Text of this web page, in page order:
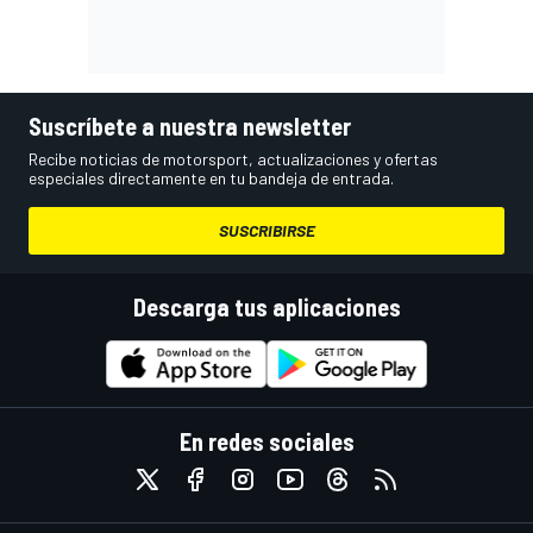
Suscríbete a nuestra newsletter
Recibe noticias de motorsport, actualizaciones y ofertas
especiales directamente en tu bandeja de entrada.
SUSCRIBIRSE
Descarga tus aplicaciones
En redes sociales